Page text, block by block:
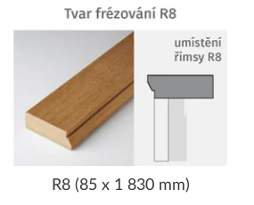
R8 (85 x 1 830 mm)